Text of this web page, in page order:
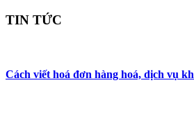
TIN TỨC
Cách viết hoá đơn hàng hoá, dịch vụ